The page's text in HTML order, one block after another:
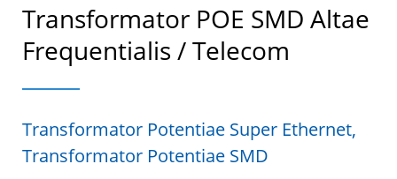
Transformator POE SMD Altae
Frequentialis / Telecom
Transformator Potentiae Super Ethernet,
Transformator Potentiae SMD